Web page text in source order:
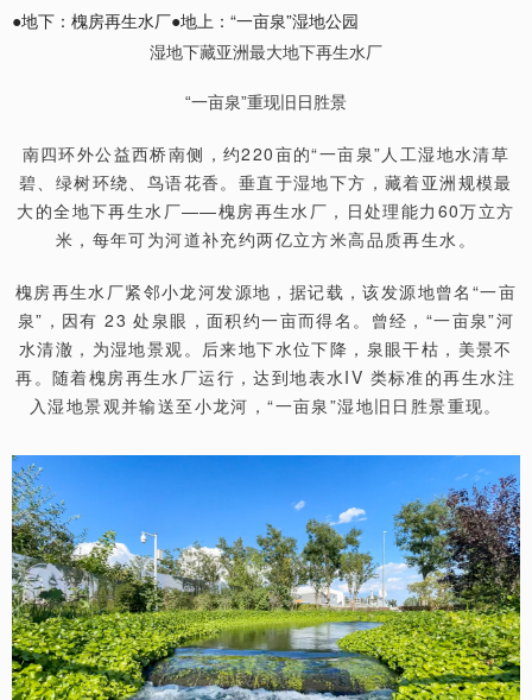
●地下：槐房再生水厂●地上：“一亩泉”湿地公园
湿地下藏亚洲最大地下再生水厂
“一亩泉”重现旧日胜景
南四环外公益西桥南侧，约220亩的“一亩泉”人工湿地水清草
碧、绿树环绕、鸟语花香。垂直于湿地下方，藏着亚洲规模最
大的全地下再生水厂——槐房再生水厂，日处理能力60万立方
米，每年可为河道补充约两亿立方米高品质再生水。
槐房再生水厂紧邻小龙河发源地，据记载，该发源地曾名“一亩
泉”，因有 23 处泉眼，面积约一亩而得名。曾经，“一亩泉”河
水清澈，为湿地景观。后来地下水位下降，泉眼干枯，美景不
再。随着槐房再生水厂运行，达到地表水IV 类标准的再生水注
入湿地景观并输送至小龙河，“一亩泉”湿地旧日胜景重现。